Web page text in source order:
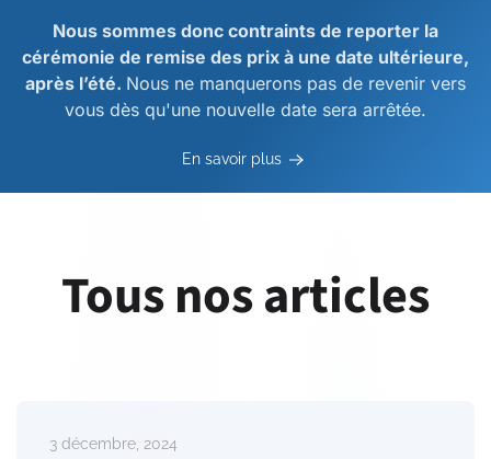
Nous sommes donc contraints de reporter la
cérémonie de remise des prix à une date ultérieure,
après l’été. Nous ne manquerons pas de revenir vers
vous dès qu'une nouvelle date sera arrêtée.
En savoir plus
Tous nos articles
3 décembre, 2024